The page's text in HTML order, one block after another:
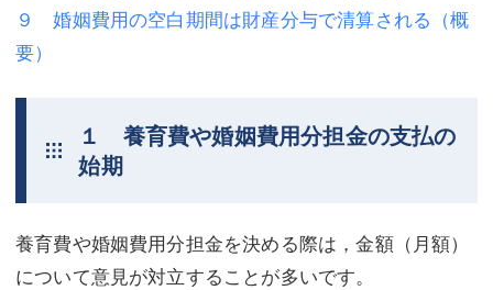
不動産登記
債務整理
マスコミ取材・実績
アクセス
商業登記
マスコミ取材・実績
アクセス
東京事務所 (新宿・四谷)
９ 婚姻費用の空白期間は財産分与で清算される（概
要）
１ 養育費や婚姻費用分担金の支払の
始期
養育費や婚姻費用分担金を決める際は，金額（月額）
について意見が対立することが多いです。